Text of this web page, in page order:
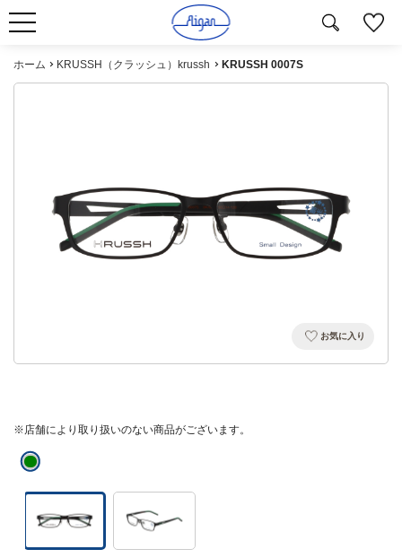
ホーム KRUSSH（クラッシュ）krussh KRUSSH 0007S
お気に入り
※店舗により取り扱いのない商品がございます。